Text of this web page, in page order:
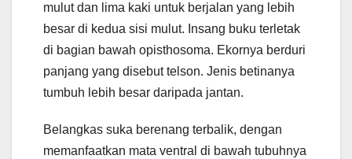
mulut dan lima kaki untuk berjalan yang lebih
besar di kedua sisi mulut. Insang buku terletak
di bagian bawah opisthosoma. Ekornya berduri
panjang yang disebut telson. Jenis betinanya
tumbuh lebih besar daripada jantan.
Belangkas suka berenang terbalik, dengan
memanfaatkan mata ventral di bawah tubuhnya